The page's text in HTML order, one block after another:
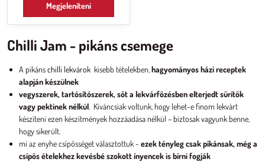
Megjeleníteni
Chilli Jam - pikáns csemege
A pikánschilli lekvárok kisebb tételekben, hagyományos házi receptek
alapján készülnek
vegyszerek, tartósítószerek, sőt a lekvárfőzésben elterjedt sűrítők
vagy pektinek nélkül . Kíváncsiak voltunk, hogy lehet-e finom lekvárt
készíteni ezen készítmények hozzáadása nélkül – biztosak vagyunk benne,
hogy sikerült.
mi az enyhe csípősséget választottuk - ezek tényleg csak pikánsak, még a
csípős ételekhez kevésbé szokott ínyencek is bírni fogják